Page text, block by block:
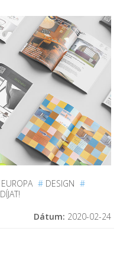
EUROPA # DESIGN #
DÍJAT!
Dátum: 2020-02-24